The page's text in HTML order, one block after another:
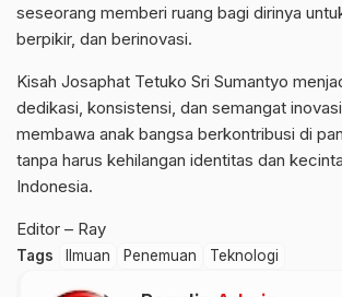
seseorang memberi ruang bagi dirinya
berpikir, dan berinovasi.
Kisah Josaphat Tetuko Sri Sumantyo
dedikasi, konsistensi, dan semangat
membawa anak bangsa berkontribusi di
tanpa harus kehilangan identitas dan
Indonesia.
Editor – Ray
Tags Ilmuan Penemuan Teknologi